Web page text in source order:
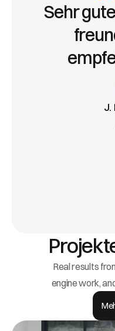
Sehr
J.
Real results
engine work,